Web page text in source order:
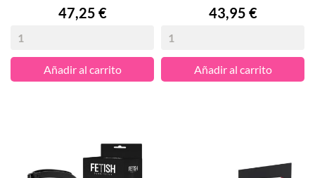
Precio
47,25 €
Añadir al carrito
Precio
43,95 €
Añadir al carrito